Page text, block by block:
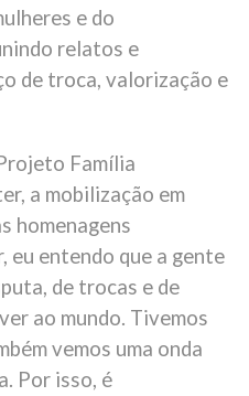
e do
relatos e
de troca, valorização e
Família
a mobilização em
homenagens
eu entendo que a gente
de trocas e de
ao mundo. Tivemos
vemos uma onda
Por isso, é